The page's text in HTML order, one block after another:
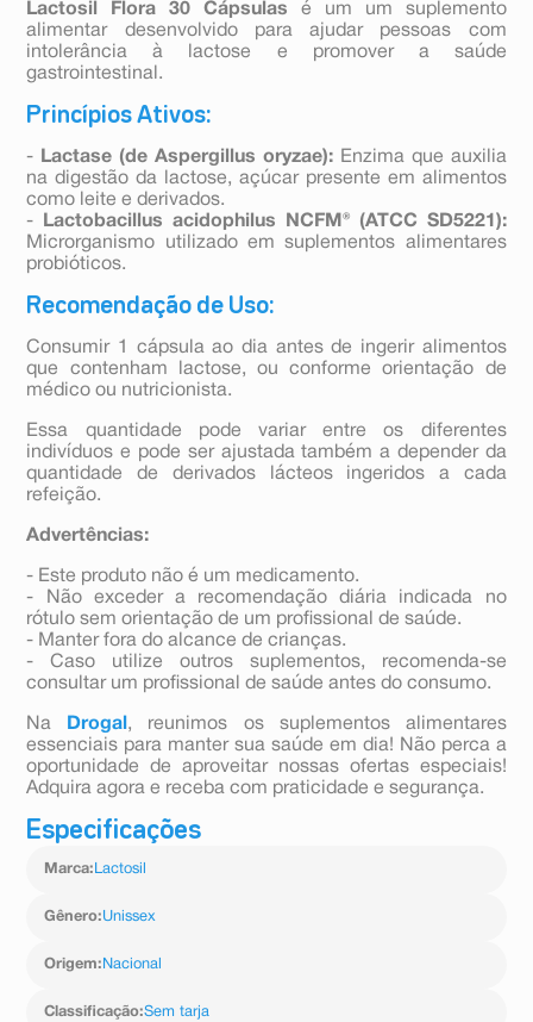
Lactosil Flora 30 Cápsulas é um um suplemento
alimentar desenvolvido para ajudar pessoas com
intolerância à lactose e promover a saúde
gastrointestinal.
Princípios Ativos:
- Lactase (de Aspergillus oryzae):Enzima que auxilia
na digestão da lactose, açúcar presente em alimentos
como leite e derivados.
-
Lactobacillus acidophilus NCFM® (ATCC SD5221):
Microrganismo utilizado em suplementos alimentares
probióticos.
Recomendação de Uso:
Consumir 1 cápsula ao dia antes de ingerir alimentos
que contenham lactose, ou conforme orientação de
médico ou nutricionista.
Essa quantidade pode variar entre os diferentes
indivíduos e pode ser ajustada também a depender da
quantidade de derivados lácteos ingeridos a cada
refeição.
Advertências:
- Este produto não é um medicamento.
- Não exceder a recomendação diária indicada no
rótulo sem orientação de um profissional de saúde.
- Manter fora do alcance de crianças.
- Caso utilize outros suplementos, recomenda-se
consultar um profissional de saúde antes do consumo.
Na Drogal , reunimos os suplementos alimentares
essenciais para manter sua saúde em dia! Não perca a
oportunidade de aproveitar nossas ofertas especiais!
Adquira agora e receba com praticidade e segurança.
Especificações
Marca: Lactosil
Gênero:Unissex
Origem: Nacional
Classificação:Sem tarja